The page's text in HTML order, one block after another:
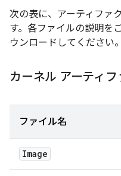
次の表に、アーティファ
す。各ファイルの説明を
ウンロードしてください。
カーネル アーティフ
ファイル名
Image